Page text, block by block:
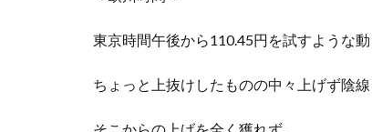
東京時間午後から110.45円を試すような
ちょっと上抜けしたものの中々上げず陰